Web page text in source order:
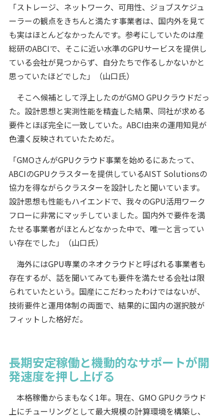
「ストレージ、ネットワーク、可用性、ジョブスケジュ
ーラーの観点をきちんと満たす事業者は、国内外を見て
も実はほとんどなかったんです。参考にしていたのは産
総研のABCIで、そこに近い水準のGPUサービスを提供し
ている会社が見つからず、自分たちで作るしかないかと
思っていたほどでした」（山口氏）
そこへ候補として浮上したのがGMO GPUクラウドだっ
た。設計思想と実測性能を精査した結果、同社が求める
要件とほぼ完全に一致していた。ABCI由来の運用知見が
色濃く反映されていたためだ。
「GMOさんがGPUクラウド事業を始めるにあたって、
ABCIのGPUクラスターを提供しているAIST Solutionsの
協力を得ながらクラスターを設計したと聞いています。
設計思想も性能もハイエンドで、我々のGPU活用ワーク
フローに非常にマッチしていました。国内外で要件を満
たせる事業者がほとんどなかった中で、唯一と言ってい
い存在でした」（山口氏）
海外にはGPU専業のネオクラウドと呼ばれる事業者も
存在するが、話を聞いてみても要件を満たせる会社は限
られていたという。国産にこだわったわけではないが、
技術要件と運用体制の両面で、結果的に国内の選択肢が
フィットした格好だ。
長期安定稼働と機動的なサポートが開
発速度を押し上げる
本格稼働からまもなく1年。現在、GMO GPUクラウド
上にチューリングとして最大規模の計算環境を構築し、